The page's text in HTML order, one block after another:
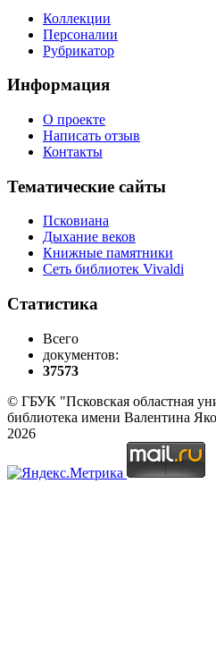
Коллекции
Персоналии
Рубрикатор
Информация
О проекте
Написать отзыв
Контакты
Тематические сайты
Псковиана
Дыхание веков
Книжные памятники
Сеть библиотек Vivaldi
Статистика
Всего
документов:
37573
© ГБУК "Псковская областная
библиотека имени Валентина
2026